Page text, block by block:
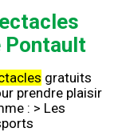
Pontault
gratuits
prendre plaisir
: > Les